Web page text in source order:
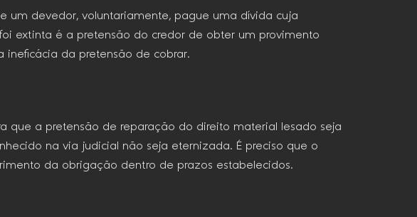
um devedor, voluntariamente, pague uma dívida cuja
extinta é a pretensão do credor de obter um provimento
ineficácia da pretensão de cobrar.
que a pretensão de reparação do direito material lesado seja
na via judicial não seja eternizada. É preciso que o
da obrigação dentro de prazos estabelecidos.